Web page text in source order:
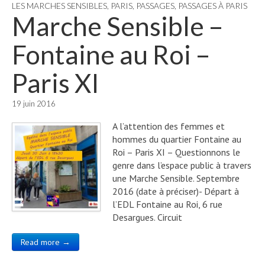
LES MARCHES SENSIBLES PARIS PASSAGES PASSAGES À PARIS
Marche Sensible –
Fontaine au Roi –
Paris XI
19 juin 2016
A l’attention des femmes et
hommes du quartier Fontaine au
Roi – Paris XI – Questionnons le
genre dans l’espace public à travers
une Marche Sensible. Septembre
2016 (date à préciser)- Départ à
l’EDL Fontaine au Roi, 6 rue
Desargues. Circuit
Read more →